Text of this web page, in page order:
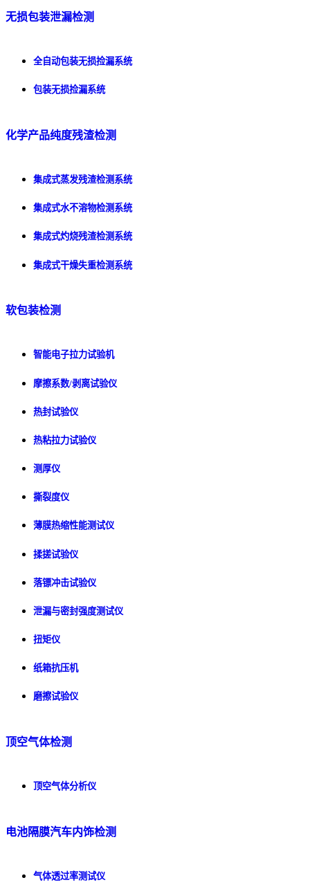
无损包装泄漏检测
全自动包装无损捡漏系统
包装无损捡漏系统
化学产品纯度残渣检测
集成式蒸发残渣检测系统
集成式水不溶物检测系统
集成式灼烧残渣检测系统
集成式干燥失重检测系统
软包装检测
智能电子拉力试验机
摩擦系数/剥离试验仪
热封试验仪
热粘拉力试验仪
测厚仪
撕裂度仪
薄膜热缩性能测试仪
揉搓试验仪
落镖冲击试验仪
泄漏与密封强度测试仪
扭矩仪
纸箱抗压机
磨擦试验仪
顶空气体检测
顶空气体分析仪
电池隔膜汽车内饰检测
气体透过率测试仪